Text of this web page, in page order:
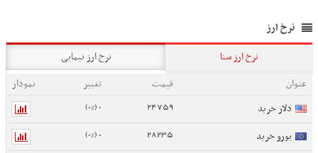
نرخ ارز
نرخ ارز سنا
نرخ ارز نیمایی
عنوان
قیمت تغییر
نمودار
دلار خرید
24759
0 (0%)
یورو خرید 28235
0 (0%)